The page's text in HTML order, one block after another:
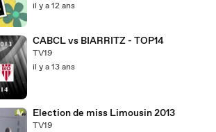
il y a 12 ans
CABCL vs BIARRITZ - TOP14
TV19
il y a 13 ans
Election de miss Limousin 2013
TV19